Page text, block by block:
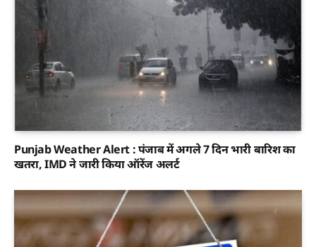
Punjab Weather Alert : पंजाब में अगले 7 दिन भारी बारिश का
खतरा, IMD ने जारी किया ऑरेंज अलर्ट